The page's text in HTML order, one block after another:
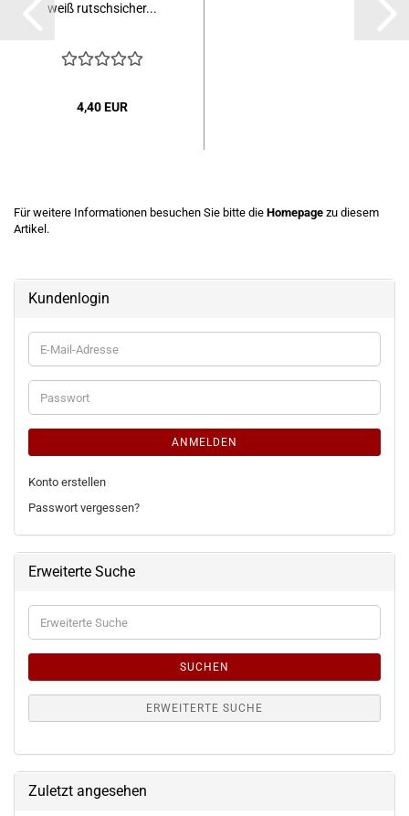
weiß rutschsicher...
4,40 EUR
Für weitere Informationen besuchen Sie bitte die Homepage zu diesem
Artikel.
Kundenlogin
E-
Mail-
Adresse
Passwort
ANMELDEN
Konto erstellen
Passwort vergessen?
Erweiterte Suche
Erweiterte
Suche
SUCHEN
ERWEITERTE SUCHE
Zuletzt angesehen